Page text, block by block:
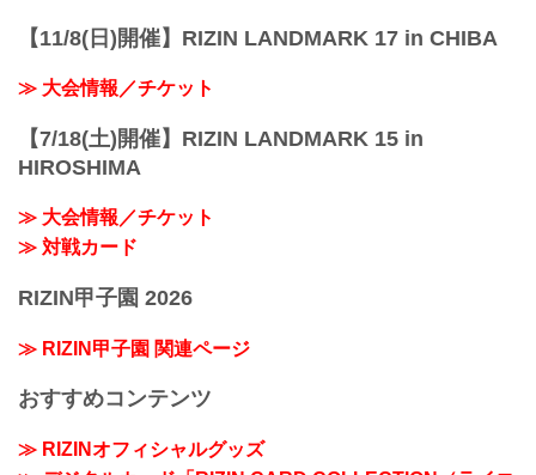
【11/8(日)開催】RIZIN LANDMARK 17 in CHIBA
≫ 大会情報／チケット
【7/18(土)開催】RIZIN LANDMARK 15 in
HIROSHIMA
≫ 大会情報／チケット
≫ 対戦カード
RIZIN甲子園 2026
≫ RIZIN甲子園 関連ページ
おすすめコンテンツ
≫ RIZINオフィシャルグッズ